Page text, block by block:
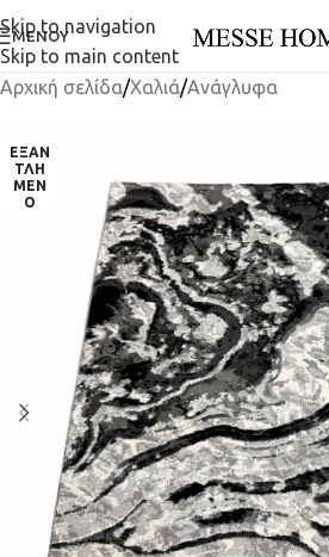
Skip to navigation
Skip to main content
ΜΕΝΟΎ
Αρχική σελίδα/Χαλιά/Ανάγλυφα
ΕΞΑΝ
ΤΛΗ
ΜΈΝ
Ο